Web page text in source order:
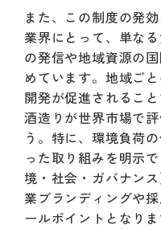
また、この制度の発
業界にとって、単な
の発信や地域資源の
めています。地域ご
開発が促進されるこ
酒造りが世界市場で
う。特に、環境負荷
った取り組みを明示
境・社会・ガバナン
業ブランディングや
ールポイントとなりま